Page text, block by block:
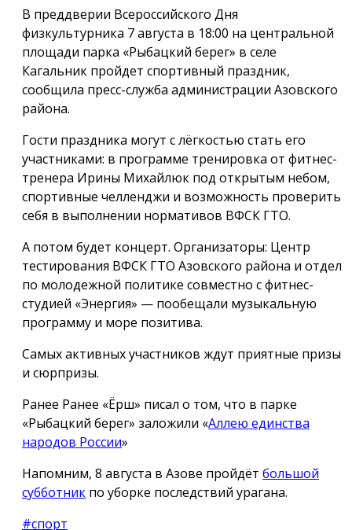
В преддверии Всероссийского Дня
физкультурника 7 августа в 18:00 на центральной
площади парка «Рыбацкий берег» в селе
Кагальник пройдет спортивный праздник,
сообщила пресс-служба администрации Азовского
района.
Гости праздника могут с лёгкостью стать его
участниками: в программе тренировка от фитнес-
тренера Ирины Михайлюк под открытым небом,
спортивные челленджи и возможность проверить
себя в выполнении нормативов ВФСК ГТО.
А потом будет концерт. Организаторы: Центр
тестирования ВФСК ГТО Азовского района и отдел
по молодежной политике совместно с фитнес-
студией «Энергия» — пообещали музыкальную
программу и море позитива.
Самых активных участников ждут приятные призы
и сюрпризы.
Ранее Ранее «Ёрш» писал о том, что в парке
«Рыбацкий берег» заложили «Аллею единства
народов России»
Напомним, 8 августа в Азове пройдёт большой
субботник по уборке последствий урагана.
#спорт